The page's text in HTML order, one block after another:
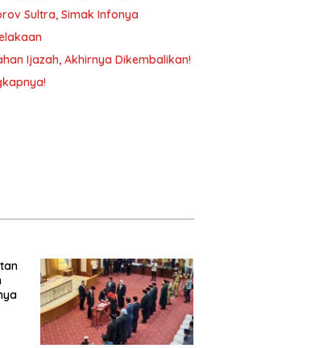
Sultra, Simak Infonya
Ijazah, Akhirnya Dikembalikan!